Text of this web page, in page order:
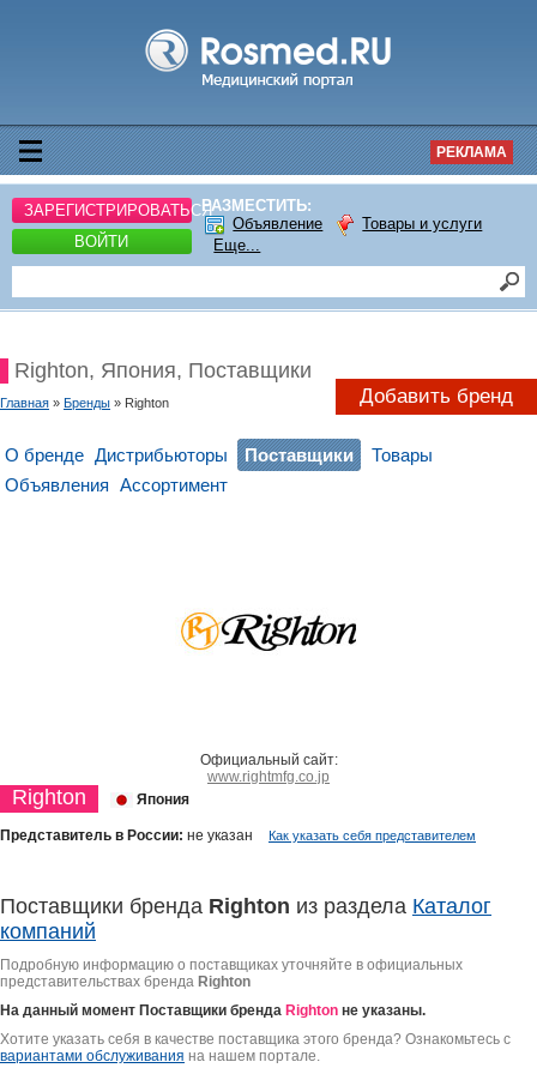
РЕКЛАМА
ЗАРЕГИСТРИРОВАТЬСЯ
ВОЙТИ
РАЗМЕСТИТЬ:
Объявление
Товары и услуги
Еще...
Righton, Япония, Поставщики
Главная » Бренды » Righton Добавить бренд
О бренде Дистрибьюторы Поставщики
Товары
Объявления Ассортимент
Официальный сайт:
www.rightmfg.co.jp
Righton Япония
Представитель в России: не указан Как указать себя представителем
Поставщики бренда Righton из раздела Каталог
компаний
Подробную информацию о поставщиках уточняйте в официальных
представительствах бренда Righton
На данный момент Поставщики бренда Righton не указаны.
Хотите указать себя в качестве поставщика этого бренда? Ознакомьтесь с
вариантами обслуживания на нашем портале.